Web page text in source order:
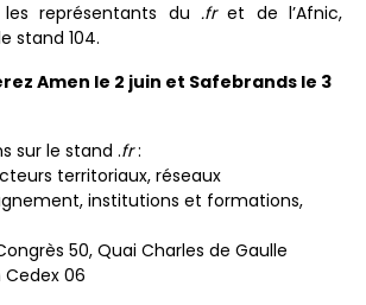
représentants du .fret de l’Afnic,
stand 104.
Amen le 2 juin et Safebrands le 3
sur le stand .fr:
territoriaux, réseaux
institutions et formations,
50, Quai Charles de Gaulle
Cedex 06